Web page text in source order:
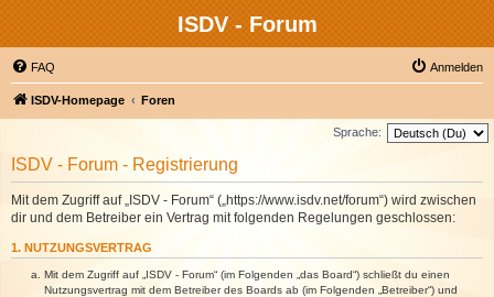
ISDV - Forum
FAQ Anmelden
ISDV-Homepage Foren
Sprache:
ISDV - Forum - Registrierung
Mit dem Zugriff auf „ISDV - Forum“ („https://www.isdv.net/forum“) wird zwischen
dir und dem Betreiber ein Vertrag mit folgenden Regelungen geschlossen:
1. NUTZUNGSVERTRAG
Mit dem Zugriff auf „ISDV - Forum“ (im Folgenden „das Board“) schließt du einen
Nutzungsvertrag mit dem Betreiber des Boards ab (im Folgenden „Betreiber“) und